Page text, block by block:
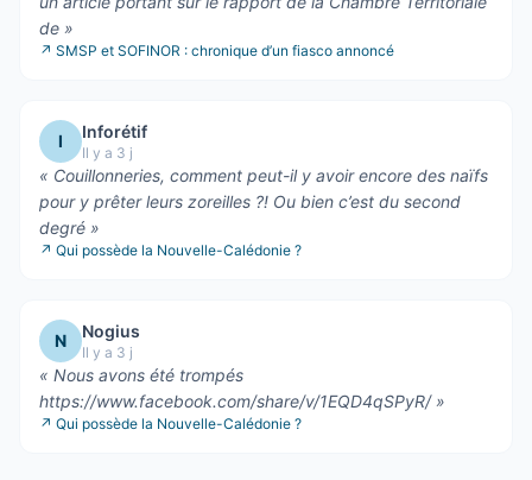
de »
↗ SMSP et SOFINOR : chronique d’un fiasco annoncé
I Inforétif
Il y a 3 j
« Couillonneries, comment peut-il y avoir encore des naïfs
pour y prêter leurs zoreilles ?! Ou bien c’est du second
degré »
↗ Qui possède la Nouvelle-Calédonie ?
N Nogius
Il y a 3 j
« Nous avons été trompés
https://www.facebook.com/share/v/1EQD4qSPyR/»
↗ Qui possède la Nouvelle-Calédonie ?